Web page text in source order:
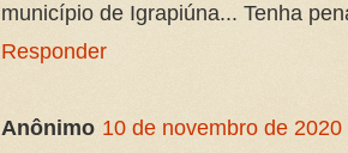
município de Igrapiúna... Tenha
Responder
Anônimo 10 de novembro de